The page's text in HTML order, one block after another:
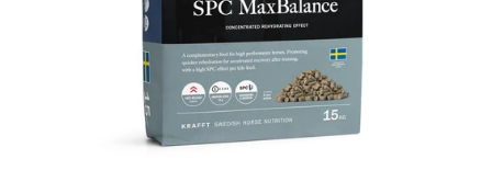
DÆKKENER & TILBEHØR
BANDAGER & BENBESKYTTELSE
JAKKER & VESTE
SKO & STØVLER
STRIGLEKASSER & STALDSKABE
SÅRPLEJE & STALDAPOTEK
TRAV & GALOP
SEJRSDÆKKENER
TRAVUDSTYR MED NAVN
KRAFFT FODER